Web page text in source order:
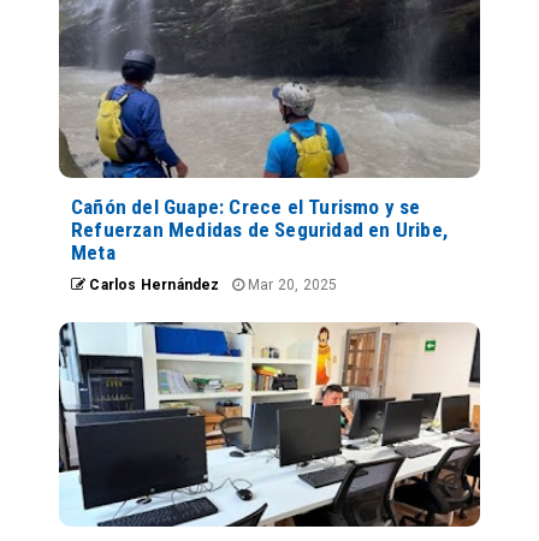
Cañón del Guape: Crece el Turismo y se
Refuerzan Medidas de Seguridad en Uribe,
Meta
Carlos Hernández Mar 20, 2025